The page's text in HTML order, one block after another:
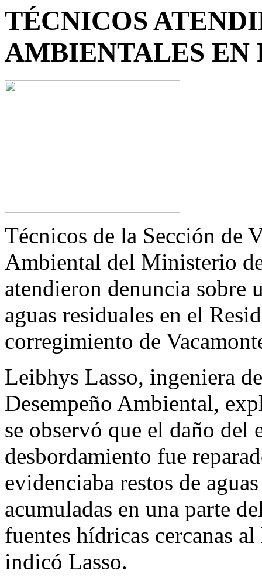
TÉCNICOS
AMBIENTALES EN
Técnicos de la Sección de
Ambiental del Ministerio
atendieron denuncia sobre
aguas residuales en el
corregimiento de
Leibhys Lasso, ingeniera
Desempeño Ambiental,
se observó que el daño
desbordamiento fue
evidenciaba restos de
acumuladas en una parte
fuentes hídricas cercanas
indicó Lasso.